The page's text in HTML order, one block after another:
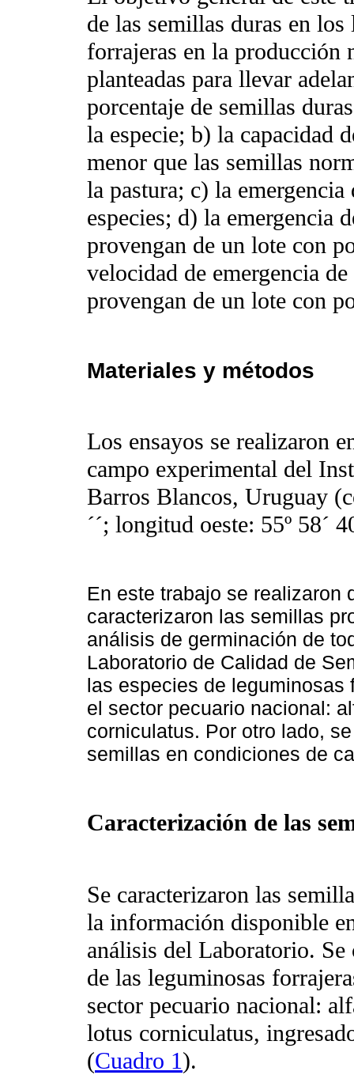
de las semillas duras en
forrajeras en la producción
planteadas para llevar
porcentaje de semillas
la especie; b) la capacidad
menor que las semillas
la pastura; c) la
especies; d) la emergencia
provengan de un lote con
velocidad de emergencia
provengan de un lote con
Materiales y métodos
Los ensayos se realizaron
campo experimental del
Barros Blancos, Uruguay
´´; longitud oeste: 55º 58´
En este trabajo se realizaron
caracterizaron las semillas
análisis de germinación de
Laboratorio de Calidad de
las especies de leguminosas
el sector pecuario nacional:
corniculatus. Por otro lado,
semillas en condiciones de
Caracterización de las
Se caracterizaron las
la información disponible
análisis del Laboratorio.
de las leguminosas
sector pecuario nacional:
lotus corniculatus,
(Cuadro 1).